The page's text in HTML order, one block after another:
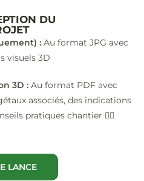
DU
: Au format JPG avec
visuels 3D
3D :Au format PDF avec
associés, des indications
pratiques chantier 👷‍♂️
LANCE